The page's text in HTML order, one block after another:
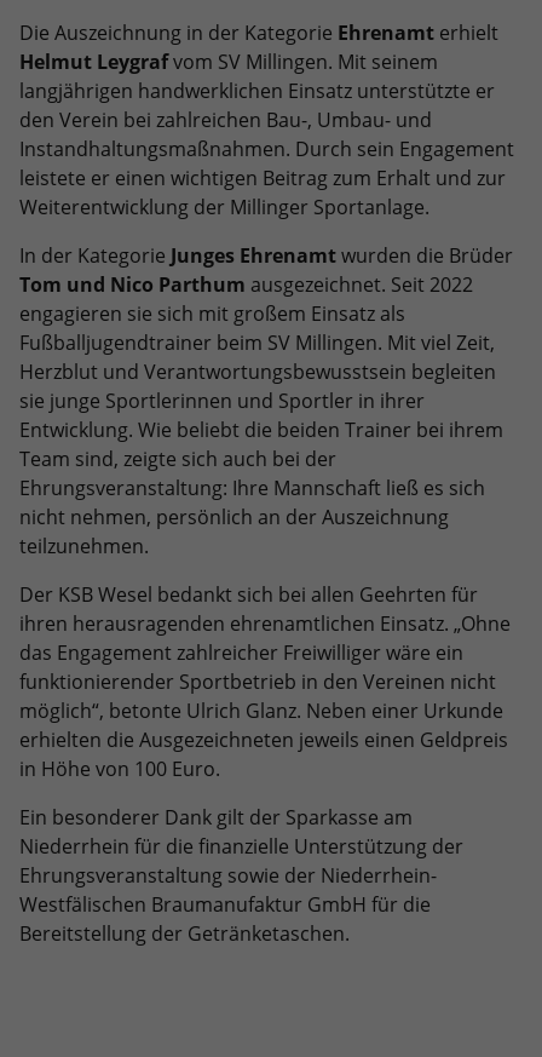
Die Auszeichnung in der Kategorie Ehrenamt erhielt
Helmut Leygrafvom SV Millingen. Mit seinem
langjährigen handwerklichen Einsatz unterstützte er
den Verein bei zahlreichen Bau-, Umbau- und
Instandhaltungsmaßnahmen. Durch sein Engagement
leistete er einen wichtigen Beitrag zum Erhalt und zur
Weiterentwicklung der Millinger Sportanlage.
In der Kategorie Junges Ehrenamtwurden die Brüder
Tom und Nico Parthum ausgezeichnet. Seit 2022
engagieren sie sich mit großem Einsatz als
Fußballjugendtrainer beim SV Millingen. Mit viel Zeit,
Herzblut und Verantwortungsbewusstsein begleiten
sie junge Sportlerinnen und Sportler in ihrer
Entwicklung. Wie beliebt die beiden Trainer bei ihrem
Team sind, zeigte sich auch bei der
Ehrungsveranstaltung: Ihre Mannschaft ließ es sich
nicht nehmen, persönlich an der Auszeichnung
teilzunehmen.
Der KSB Wesel bedankt sich bei allen Geehrten für
ihren herausragenden ehrenamtlichen Einsatz. „Ohne
das Engagement zahlreicher Freiwilliger wäre ein
funktionierender Sportbetrieb in den Vereinen nicht
möglich“, betonte Ulrich Glanz. Neben einer Urkunde
erhielten die Ausgezeichneten jeweils einen Geldpreis
in Höhe von 100 Euro.
Ein besonderer Dank gilt der Sparkasse am
Niederrhein für die finanzielle Unterstützung der
Ehrungsveranstaltung sowie der Niederrhein-
Westfälischen Braumanufaktur GmbH für die
Bereitstellung der Getränketaschen.
umfassen die Anzahl der Besucher, die
Quelle, aus der sie stammen, und die
Seiten in anonymisierter Form.
Name _ga_WET8JWZ4V1
Anbieter Google LLC
Laufzeit 2 Jahre
Zweck
Wird verwendet, um den Sitzungsstatus
zu erhalten.